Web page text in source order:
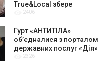
True&Local збере
крафтярів, лекторів і гурт
2406
Гурт «АНТИТІЛА»
обʼєдналися з порталом
державних послуг «Дія»
для привітання молодят
2326